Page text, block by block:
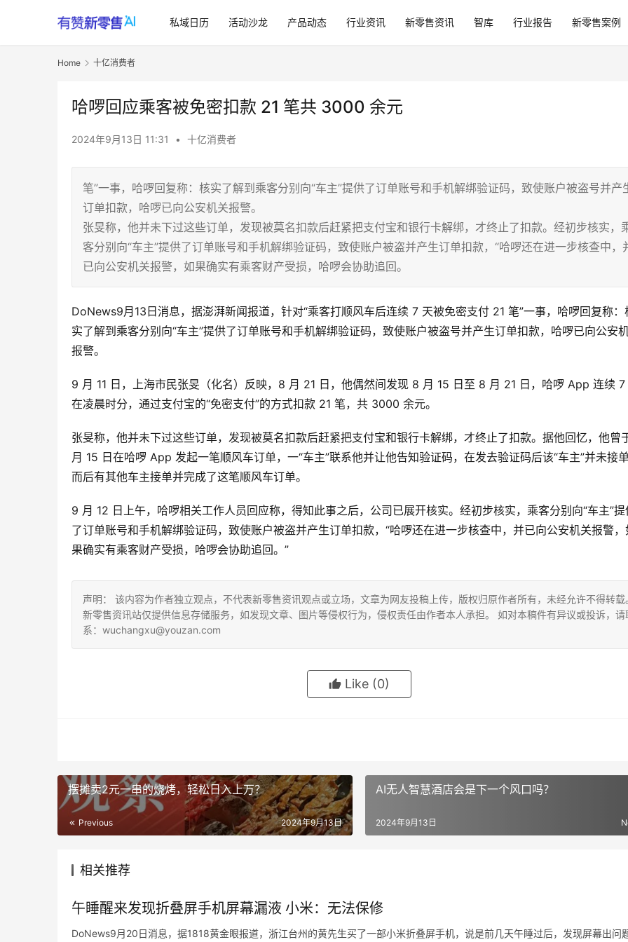
私域日历 活动沙龙 产品动态 行业资讯 新零售资讯 智库 行业报告 新零售案例
Home 十亿消费者
哈啰回应乘客被免密扣款 21 笔共 3000 余元
2024年9月13日 11:31 • 十亿消费者
笔”一事，哈啰回复称：核实了解到乘客分别向“车主”提供了订单账号和手机解绑验证码，致使账户被盗号并产
订单扣款，哈啰已向公安机关报警。
张旻称，他并未下过这些订单，发现被莫名扣款后赶紧把支付宝和银行卡解绑，才终止了扣款。经初步核实，
客分别向“车主”提供了订单账号和手机解绑验证码，致使账户被盗并产生订单扣款，“哈啰还在进一步核查中，
已向公安机关报警，如果确实有乘客财产受损，哈啰会协助追回。
DoNews9月13日消息，据澎湃新闻报道，针对“乘客打顺风车后连续 7 天被免密支付 21 笔”一事，哈啰回复称：
实了解到乘客分别向“车主”提供了订单账号和手机解绑验证码，致使账户被盗号并产生订单扣款，哈啰已向公安
报警。
9 月 11 日，上海市民张旻（化名）反映，8 月 21 日，他偶然间发现 8 月 15 日至 8 月 21 日，哈啰 App 连续 7
在凌晨时分，通过支付宝的“免密支付”的方式扣款 21 笔，共 3000 余元。
张旻称，他并未下过这些订单，发现被莫名扣款后赶紧把支付宝和银行卡解绑，才终止了扣款。据他回忆，他曾
月 15 日在哈啰 App 发起一笔顺风车订单，一“车主”联系他并让他告知验证码，在发去验证码后该“车主”并未接单
而后有其他车主接单并完成了这笔顺风车订单。
9 月 12 日上午，哈啰相关工作人员回应称，得知此事之后，公司已展开核实。经初步核实，乘客分别向“车主”提
了订单账号和手机解绑验证码，致使账户被盗并产生订单扣款，“哈啰还在进一步核查中，并已向公安机关报警，
果确实有乘客财产受损，哈啰会协助追回。”
声明： 该内容为作者独立观点，不代表新零售资讯观点或立场，文章为网友投稿上传，版权归原作者所有，未经允许不得转载
新零售资讯站仅提供信息存储服务，如发现文章、图片等侵权行为，侵权责任由作者本人承担。 如对本稿件有异议或投诉，请
系：wuchangxu@youzan.com
Like (0)
摆摊卖2元一串的烧烤，轻松日入上万？
Previous 2024年9月13日
AI无人智慧酒店会是下一个风口吗？
2024年9月13日
相关推荐
午睡醒来发现折叠屏手机屏幕漏液 小米：无法保修
DoNews9月20日消息，据1818黄金眼报道，浙江台州的黄先生买了一部小米折叠屏手机，说是前几天午睡过后，发现屏幕出问